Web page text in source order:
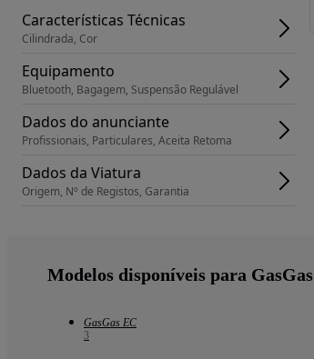
Características Técnicas
Cilindrada, Cor
Equipamento
Bluetooth, Bagagem, Suspensão Regulável
Dados do anunciante
Profissionais, Particulares, Aceita Retoma
Dados da Viatura
Origem, Nº de Registos, Garantia
Modelos disponíveis para GasGas
GasGas EC
3